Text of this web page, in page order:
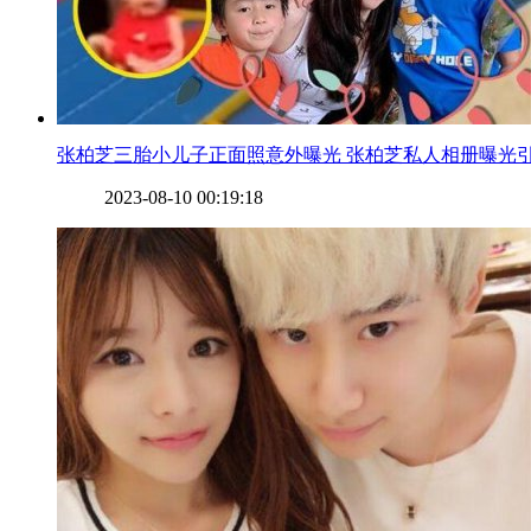
张柏芝三胎小儿子正面照意外曝光 张柏芝私人相册曝光
2023-08-10 00:19:18